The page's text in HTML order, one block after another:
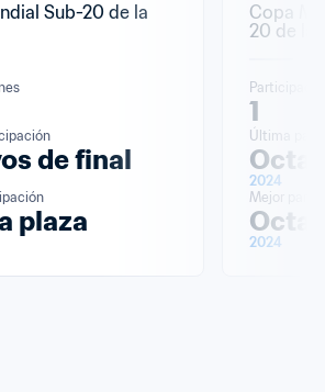
Sub-20 de la
de final
plaza
Copa
20 de la
1
Última
2024
Mejor
2024